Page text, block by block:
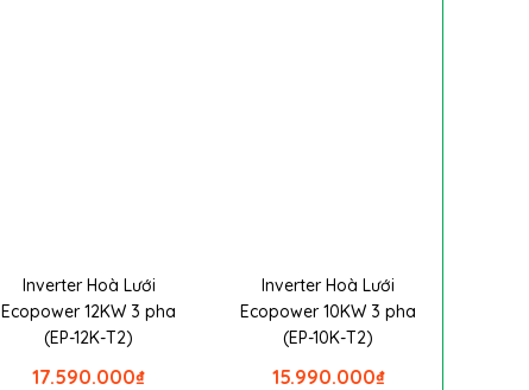
Inverter Hoà Lưới
Ecopower 12KW 3 pha
(EP-12K-T2)
₫
17.590.000
Inverter Hoà Lưới
Ecopower 10KW 3 pha
(EP-10K-T2)
₫
15.990.000